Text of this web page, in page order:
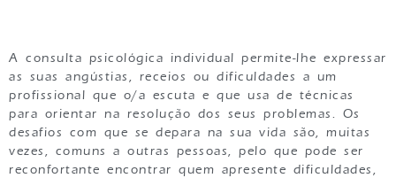
A consulta psicológica individual permite-lhe expressar
as suas angústias, receios ou dificuldades a um
profissional que o/a escuta e que usa de técnicas
para orientar na resolução dos seus problemas. Os
desafios com que se depara na sua vida são, muitas
vezes, comuns a outras pessoas, pelo que pode ser
reconfortante encontrar quem apresente dificuldades,